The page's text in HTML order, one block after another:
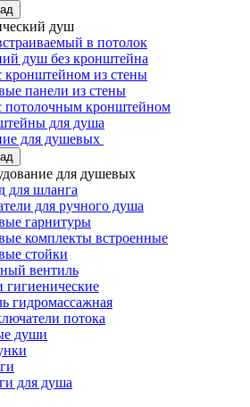
душ
в потолок
душ без кронштейна
кронштейном из стены
панели из стены
потолочным кронштейном
для душа
для душевых
для душевых
для шланга
для ручного душа
гарнитуры
комплекты встроенные
стойки
вентиль
гигиенические
гидромассажная
потока
души
для душа